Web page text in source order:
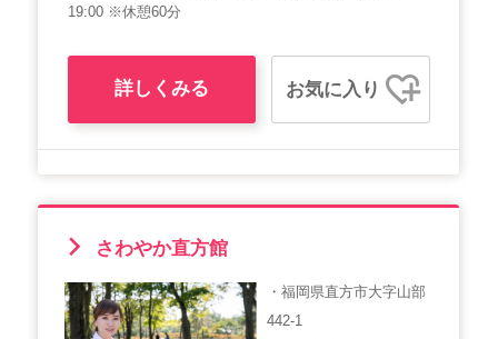
19:00 ※休憩60分
詳しくみる お気に入り
さわやか直方館
・福岡県直方市大字山部
442-1